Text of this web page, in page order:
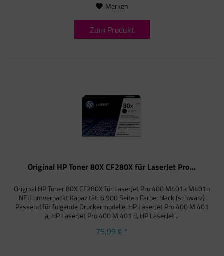
Merken
Zum Produkt
Original HP Toner 80X CF280X für LaserJet Pro...
Original HP Toner 80X CF280X für LaserJet Pro 400 M401a M401n
NEU umverpackt Kapazität: 6.900 Seiten Farbe: black (schwarz)
Passend für folgende Druckermodelle: HP LaserJet Pro 400 M 401
a, HP LaserJet Pro 400 M 401 d, HP LaserJet...
75,99 € *